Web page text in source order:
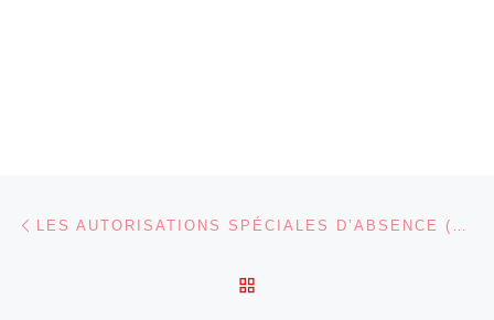
Parcourir les articles